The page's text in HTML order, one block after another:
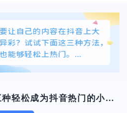
分享三种轻松成为抖音热门的小技巧